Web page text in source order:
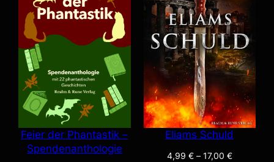
Feier der Phantastik –
Spendenanthologie
Eliams Schuld
4,99 €– 17,00 €